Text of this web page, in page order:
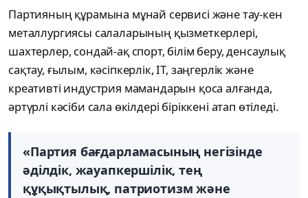
Партияның құрамына мұнай сервисі және тау-кен
металлургиясы салаларының қызметкерлері,
шахтерлер, сондай-ақ спорт, білім беру, денсаулық
сақтау, ғылым, кәсіпкерлік, IT, заңгерлік және
креативті индустрия мамандарын қоса алғанда,
әртүрлі кәсіби сала өкілдері біріккені атап өтіледі.
«Партия бағдарламасының негізінде
әділдік, жауапкершілік, тең
құқықтылық, патриотизм және